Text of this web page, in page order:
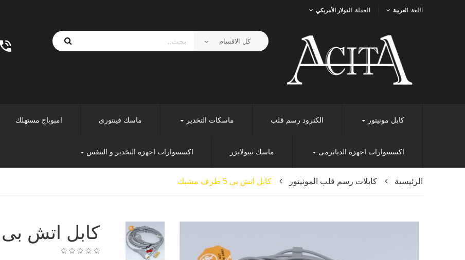
اللغة: العربية العملة: الدولار الأمريكي
كابل مونيتور الكترود رسم قلب ماسكات التخدير ماسك فينتورى امبوباج مستهلك
اكسسوارات اجهزة الدياثرمى ماسك نيبولايزر اكسسوارات اجهزه التخدير و التنفس
الرئيسية كابلات رسم قلب المونيتور كابل اتش بى 5 طرف مشبك
كابل اتش بى 5 طرف مشبك